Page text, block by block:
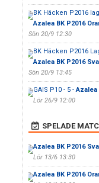
BK Häcken P2016
Azalea BK P2016
Sön 20/9 12:30
BK Häcken P2016
Azalea BK P2016
Sön 20/9 13:45
GAIS P10 - 5 -Azalea
Lör 26/9 12:00
SPELADE
Azalea BK P2016
Lör 13/6 13:30
Azalea BK P2016